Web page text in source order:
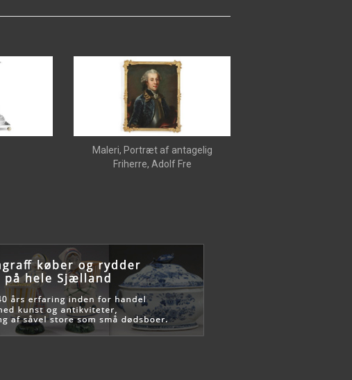
Maleri, Portræt af antagelig
Friherre, Adolf Fre